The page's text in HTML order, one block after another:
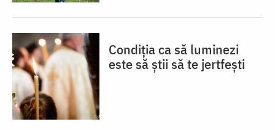
Condiția ca să luminezi
este să știi să te jertfești